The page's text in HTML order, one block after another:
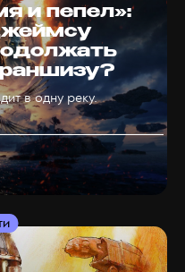
и пепел»:
в одну реку.